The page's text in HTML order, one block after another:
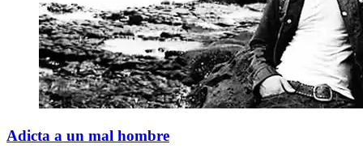
Adicta a un mal hombre